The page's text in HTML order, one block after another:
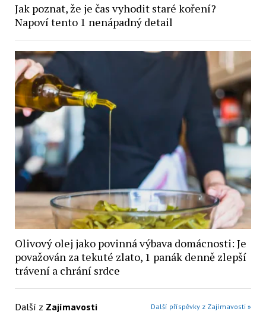
Jak poznat, že je čas vyhodit staré koření?
Napoví tento 1 nenápadný detail
Olivový olej jako povinná výbava domácnosti: Je
považován za tekuté zlato, 1 panák denně zlepší
trávení a chrání srdce
Další z Zajímavosti Další příspěvky z Zajímavosti »